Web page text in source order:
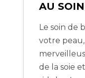
AU
Le soin de
votre
de la soie